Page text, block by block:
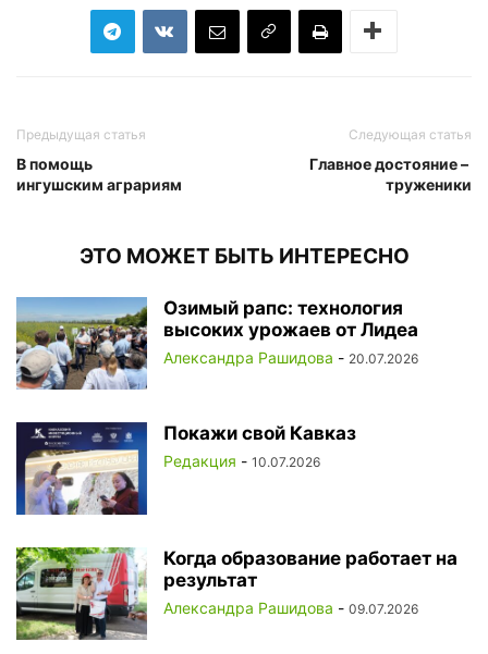
Предыдущая статья
В помощь
ингушским аграриям
Следующая статья
Главное достояние – ​
труженики
ЭТО МОЖЕТ БЫТЬ ИНТЕРЕСНО
Озимый рапс: технология
высоких урожаев от Лидеа
Александра Рашидова - 20.07.2026
Покажи свой Кавказ
Редакция - 10.07.2026
Когда образование работает на
результат
Александра Рашидова - 09.07.2026